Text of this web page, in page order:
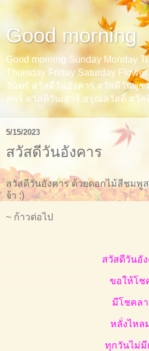
Good morning
Good morning Sunday Monday
Thursday Friday Saturday
จันทร์ สวัสดีวันอังคาร สวัสดีวันพุ
ศุกร์ สวัสดีวันเสาร์ อรุณสวัสดิ์ สวัส
5/15/2023
สวัสดีวันอังคาร
สวัสดีวันอังคาร ด้วยดอกไม้สีชมพู
จ้า :)
~ ก้าวต่อไป
สวัสดีวันอั
ขอให้โช
มีโชคล
หลั่งไหล
ทุกวันไม่มี